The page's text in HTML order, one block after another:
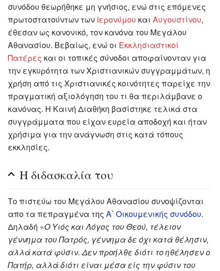
συνόδου θεωρήθηκε μη γνήσιος, ενώ στις επόμενες
πρωτοστατούντων των Ιερονύμου και Αυγουστίνου,
έθεσαν ως κανονικό, τον κανόνα του Μεγάλου
Αθανασίου. Βεβαίως, ενώ οι Εκκλησιαστικοί
Πατέρες και οι τοπικές σύνοδοι αποφαίνονταν για
την εγκυρότητα των Χριστιανικών συγγραμμάτων, η
χρήση από τις Χριστιανικές κοινότητες παρείχε την
πραγματική αξιολόγηση του τι θα περιλάμβανε ο
κανόνας. Η Καινή Διαθήκη βασίστηκε τελικά στα
συγγράμματα που είχαν ευρεία αποδοχή και ήταν
χρήσιμα για την ανάγνωση στις κατά τόπους
εκκλησίες.
Η διδασκαλία του
Το πιστεύω του Μεγάλου Αθανασίου συνοψίζονται
απο τα πεπραγμένα της Α΄ Οικουμενικής συνόδου.
Δηλαδή «Ο Υιός και Λόγος του Θεού, τέλειον
γέννημα του Πατρός, γέννημα δε όχι κατά θέλησιν,
αλλά κατά φύσιν. Δεν προήλθε διότι το ηθέλησεν ο
Πατήρ, αλλά διότι είναι μέσα είς την φύσιν του